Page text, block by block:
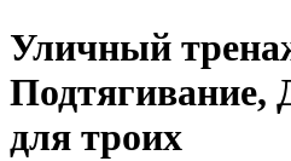
Уличный
Подтягивание,
для троих